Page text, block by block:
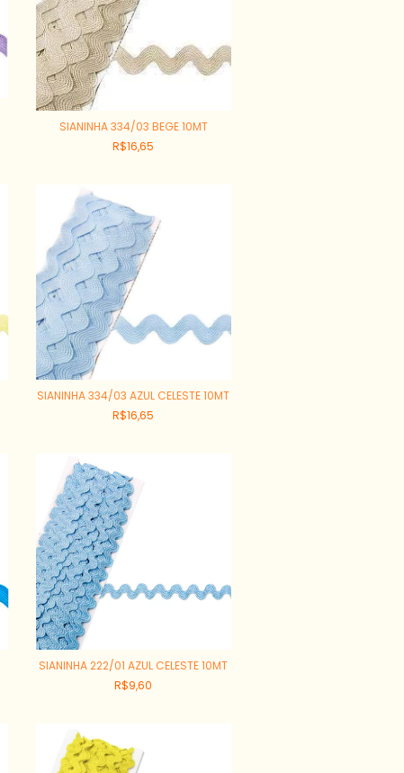
SIANINHA 334/03 BEGE 10MT
R$16,65
SIANINHA 334/03 AZUL CELESTE 10MT
R$16,65
SIANINHA 222/01 AZUL CELESTE 10MT
R$9,60